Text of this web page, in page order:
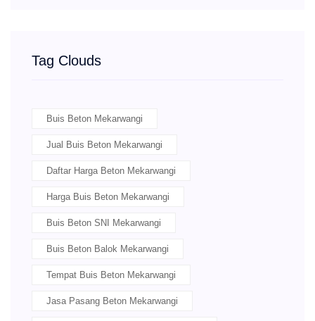
Tag Clouds
Buis Beton Mekarwangi
Jual Buis Beton Mekarwangi
Daftar Harga Beton Mekarwangi
Harga Buis Beton Mekarwangi
Buis Beton SNI Mekarwangi
Buis Beton Balok Mekarwangi
Tempat Buis Beton Mekarwangi
Jasa Pasang Beton Mekarwangi